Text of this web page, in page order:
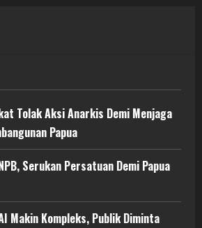
Tolak Aksi Anarkis Demi Menjaga
Papua
Serukan Persatuan Demi Papua
Makin Kompleks, Publik Diminta